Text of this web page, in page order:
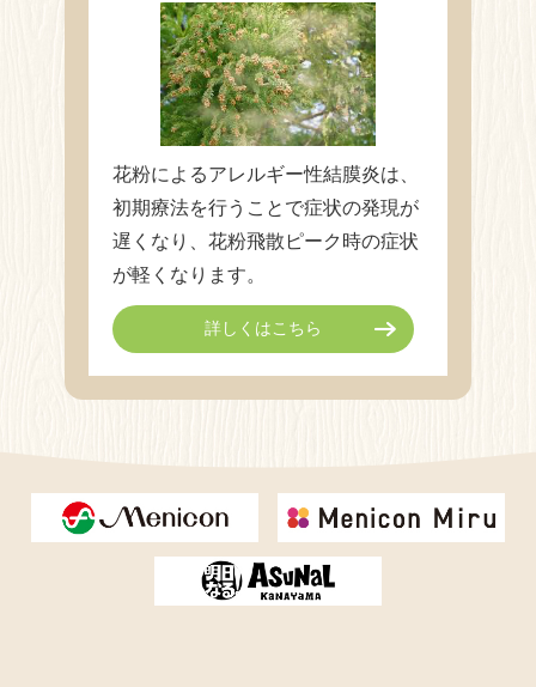
花粉によるアレルギー性結膜炎は、
初期療法を行うことで症状の発現が
遅くなり、花粉飛散ピーク時の症状
が軽くなります。
詳しくはこちら